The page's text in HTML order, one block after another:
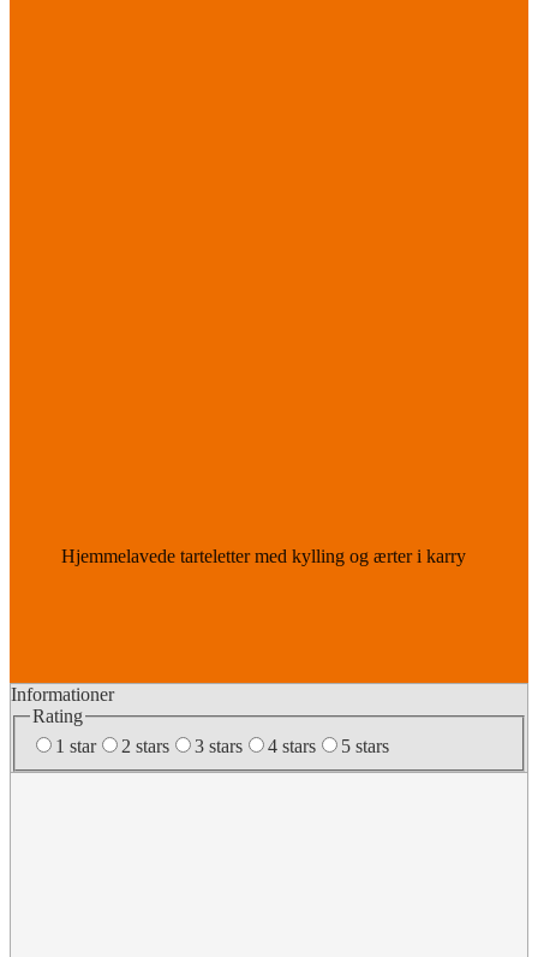
Hjemmelavede tarteletter med kylling og ærter i karry
Informationer
Rating
1 star
2 stars 3 stars 4 stars 5 stars